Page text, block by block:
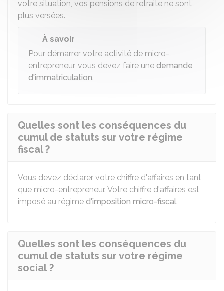
votre situation, vos pensions de retraite ne sont
plus versées.
À savoir
Pour démarrer votre activité de micro-
entrepreneur, vous devez faire une demande
d'immatriculation.
Quelles sont les conséquences du
cumul de statuts sur votre régime
fiscal ?
Vous devez déclarer votre chiffre d'affaires en tant
que micro-entrepreneur. Votre chiffre d'affaires est
imposé au régime d'imposition micro-fiscal.
Quelles sont les conséquences du
cumul de statuts sur votre régime
social ?